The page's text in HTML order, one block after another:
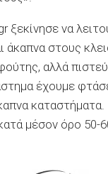
να
άκαπνα στους
αλλά
έχουμε
μέσον όρο 50-